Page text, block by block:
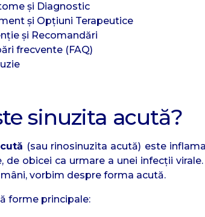
și Diagnostic
și Opțiuni Terapeutice
și Recomandări
frecvente (FAQ)
sinuzita acută?
(sau rinosinuzita acută) este
de obicei ca urmare a unei infecții
vorbim despre forma acută.
forme principale: